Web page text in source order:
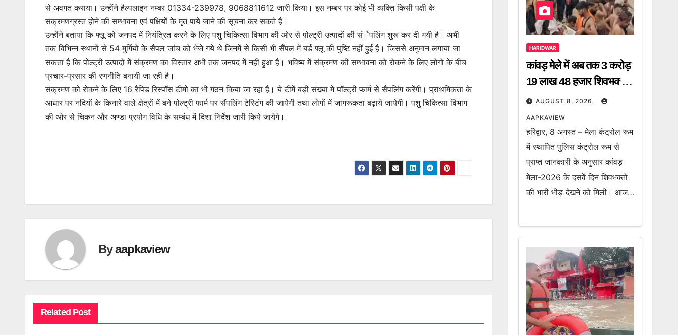
से अवगत कराया। उन्होंने हैल्पलाइन नम्बर 01334-239978, 9068811612 जारी किया। इस नम्बर पर कोई भी व्यक्ति किसी पक्षी के
संक्रमणग्रस्त होने की सम्भावना एवं पक्षियों के मृत पाये जाने की सूचना कर सकते हैं।
उन्होंने बताया कि फ्लू को जनपद में नियंत्रित करने के लिए पशु चिकित्सा विभाग की ओर से पोल्ट्री उत्पादों की संैपलिंग शुरू कर दी गयी है। अभी
तक विभिन्न स्थानों से 54 मुर्गियों के सैंपल जांच को भेजे गये थे जिनमें से किसी भी सैंपल में बर्ड फ्लू की पुष्टि नहीं हुई है। जिससे अनुमान लगाया जा
सकता है कि पोल्ट्री उत्पादों में संक्रमण का विस्तार अभी तक जनपद में नहीं हुआ है। भविष्य में संक्रमण की सम्भावना को रोकने के लिए लोगों के बीच
प्रचार-प्रसार की रणनीति बनायी जा रही है।
संक्रमण को रोकने के लिए 16 रैपिड रिस्पाॅस टीमो का भी गठन किया जा रहा है। ये टीमें बड़ी संख्या मे पाॅल्ट्री फार्म से सैंपलिंग करेंगी। प्राथमिकता के
आधार पर नदियों के किनारे वाले क्षेत्रों में बने पोल्ट्री फार्म पर सैंपलिंग टेस्टिंग की जायेगी तथा लोगों में जागरूकता बढ़ाये जायेगी। पशु चिकित्सा विभाग
की ओर से चिकन और अण्डा प्रयोग विधि के सम्बंध में दिशा निर्देश जारी किये जायेगे।
Byaapkaview
Related Post
HARIDWAR
कांवड़ मेले में अब तक 3 करोड़
19 लाख 48 हजार शिवभक्त
गंगाजल लेकर हो चुके हैं रवाना
AUGUST 8, 2026
AAPKAVIEW
हरिद्वार, 8 अगस्त – मेला कंट्रोल रूम
में स्थापित पुलिस कंट्रोल रूम से
प्राप्त जानकारी के अनुसार कांवड़
मेला-2026 के दसवें दिन शिवभक्तों
की भारी भीड़ देखने को मिली। आज…